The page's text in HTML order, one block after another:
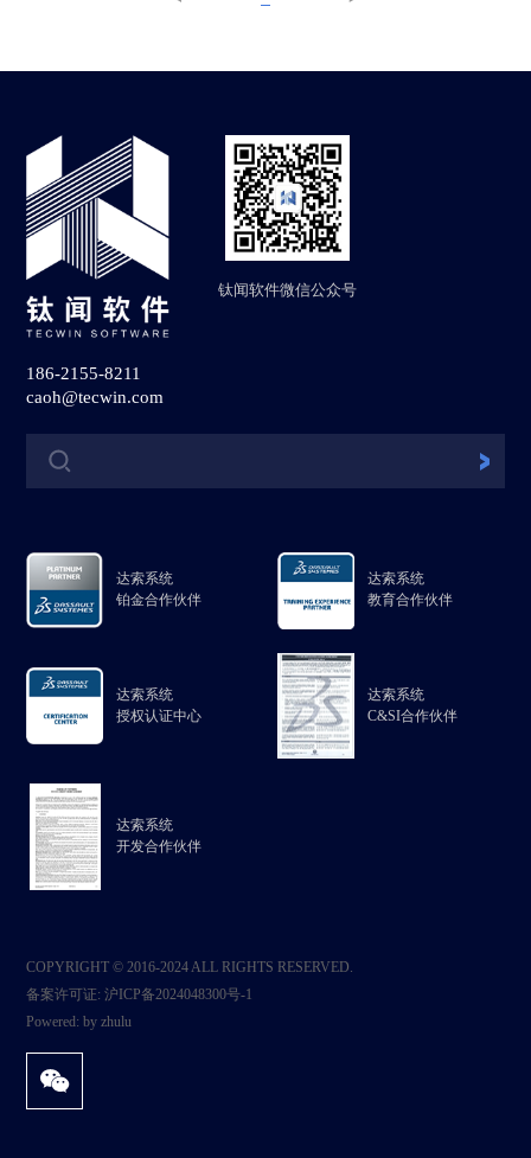
钛闻软件微信公众号
186-2155-8211
caoh@tecwin.com
达索系统
铂金合作伙伴
达索系统
教育合作伙伴
达索系统
授权认证中心
达索系统
C&SI合作伙伴
达索系统
开发合作伙伴
COPYRIGHT © 2016-2024 ALL RIGHTS RESERVED.
备案许可证:沪ICP备2024048300号-1
Powered: by zhulu